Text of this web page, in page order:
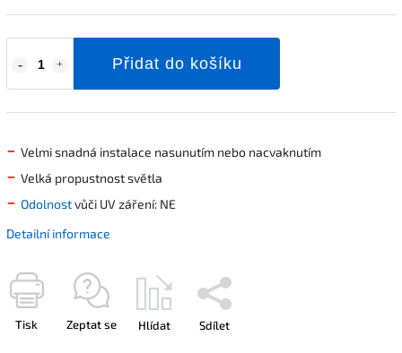
Přidat do košíku
- Velmi snadná instalace nasunutím nebo nacvaknutím
- Velká propustnost světla
- Odolnostvůči UV záření: NE
Detailní informace
Tisk Zeptat se Hlídat Sdílet